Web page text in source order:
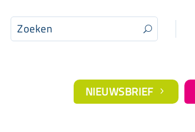
U
NIEUWSBRIEF 5